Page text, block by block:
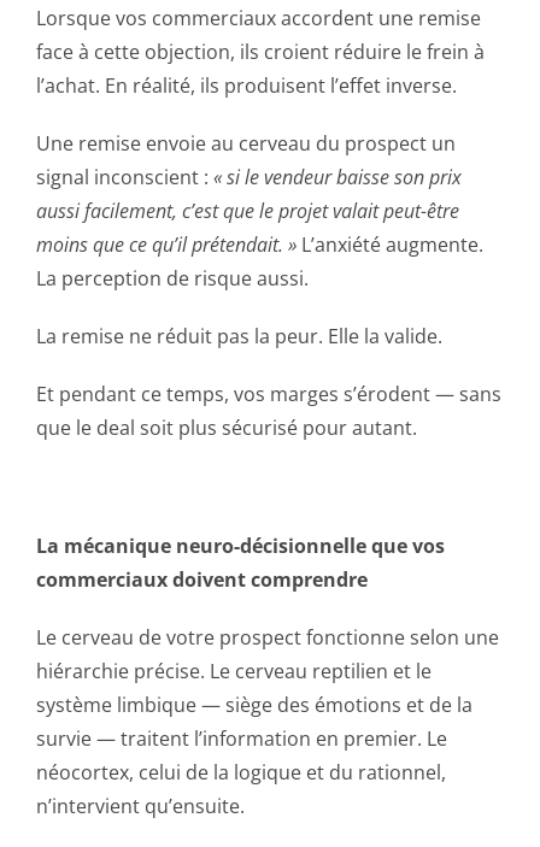
Lorsque vos commerciaux accordent une remise
face à cette objection, ils croient réduire le frein à
l’achat. En réalité, ils produisent l’effet inverse.
Une remise envoie au cerveau du prospect un
signal inconscient : « si le vendeur baisse son prix
aussi facilement, c’est que le projet valait peut-être
moins que ce qu’il prétendait. » L’anxiété augmente.
La perception de risque aussi.
La remise ne réduit pas la peur. Elle la valide.
Et pendant ce temps, vos marges s’érodent — sans
que le deal soit plus sécurisé pour autant.
La mécanique neuro-décisionnelle que vos
commerciaux doivent comprendre
Le cerveau de votre prospect fonctionne selon une
hiérarchie précise. Le cerveau reptilien et le
système limbique — siège des émotions et de la
survie — traitent l’information en premier. Le
néocortex, celui de la logique et du rationnel,
n’intervient qu’ensuite.